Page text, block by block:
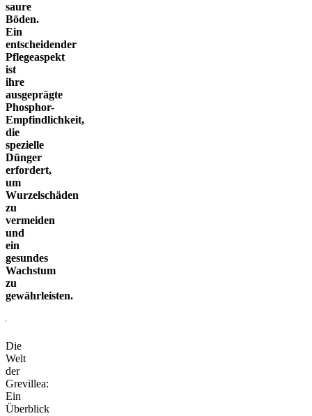
saure
Böden.
Ein
entscheidender
Pflegeaspekt
ist
ihre
ausgeprägte
Phosphor-
Empfindlichkeit,
die
spezielle
Dünger
erfordert,
um
Wurzelschäden
zu
vermeiden
und
ein
gesundes
Wachstum
zu
gewährleisten.
Die
Welt
der
Grevillea:
Ein
Überblick